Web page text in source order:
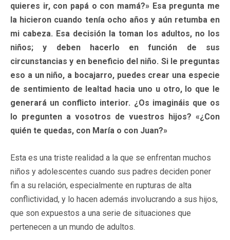
quieres ir, con papá o con mamá?» Esa pregunta me
la hicieron cuando tenía ocho años y aún retumba en
mi cabeza. Esa decisión la toman los adultos, no los
niños; y deben hacerlo en función de sus
circunstancias y en beneficio del niño. Si le preguntas
eso a un niño, a bocajarro, puedes crear una especie
de sentimiento de lealtad hacia uno u otro, lo que le
generará un conflicto interior. ¿Os imagináis que os
lo pregunten a vosotros de vuestros hijos? «¿Con
quién te quedas, con María o con Juan?»
Esta es una triste realidad a la que se enfrentan muchos
niños y adolescentes cuando sus padres deciden poner
fin a su relación, especialmente en rupturas de alta
conflictividad, y lo hacen además involucrando a sus hijos,
que son expuestos a una serie de situaciones que
pertenecen a un mundo de adultos.